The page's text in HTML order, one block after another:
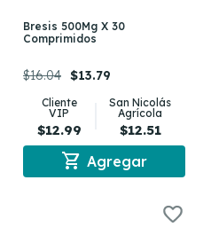
Bresis 500Mg X 30
Comprimidos
$16.04 $13.79
Cliente
VIP
$12.99
San Nicolás
Agrícola
$12.51
shopping_cart Agregar